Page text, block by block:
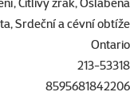
Srdeční a cévní obtíže
Ontario
213-53318
8595681842206